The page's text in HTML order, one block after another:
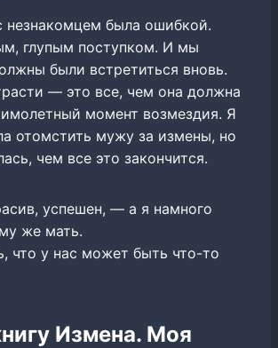
незнакомцем была ошибкой.
глупым поступком. И мы
были встретиться вновь.
— это все, чем она должна
момент возмездия. Я
отомстить мужу за измены, но
чем все это закончится.
успешен, — а я намного
же мать.
что у нас может быть что-то
Измена. Моя